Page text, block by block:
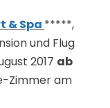
& Spa *****,
und Flug
2017 ab
Zimmer am